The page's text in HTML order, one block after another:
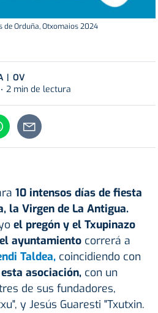
Orduña, Otxomaios 2024
| OV
2 min de lectura
10 intensos días de fiesta
la Virgen de La Antigua.
el pregón y el Txupinazo
ayuntamiento correrá a
Taldea, coincidiendo con
asociación, con un
de sus fundadores,
y Jesús Guaresti "Txutxin.